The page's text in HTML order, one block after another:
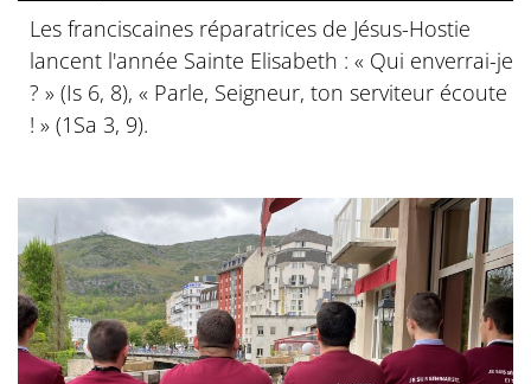
Les franciscaines réparatrices de Jésus-Hostie
lancent l'année Sainte Elisabeth : « Qui enverrai-je
? » (Is 6, 8), « Parle, Seigneur, ton serviteur écoute
! » (1Sa 3, 9).